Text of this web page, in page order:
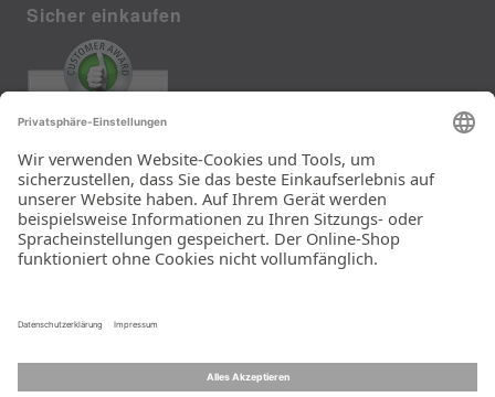
Sicher einkaufen
385 reviews from real customers
(last 12 months)
Total: 11283
Die Auswahl und die
Einfachheit der
Bestellung.